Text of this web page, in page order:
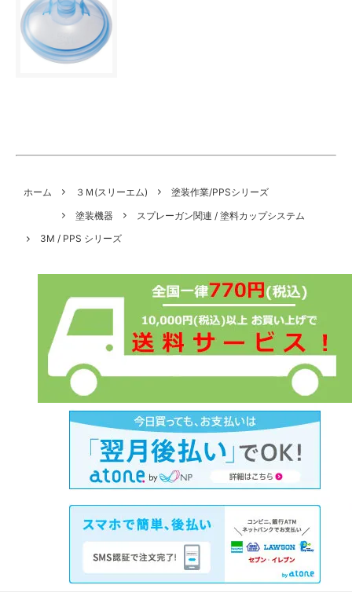
ホーム ３Ｍ(スリーエム)
塗装作業/PPSシリーズ
塗装機器
スプレーガン関連 / 塗料カップシステム
3M / PPS シリーズ